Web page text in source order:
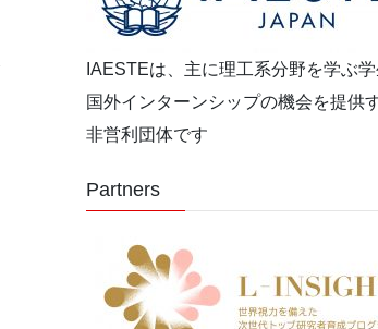
IAESTEは、主に理工系分野を学ぶ
国外インターンシップの機会を提供
非営利団体です
Partners